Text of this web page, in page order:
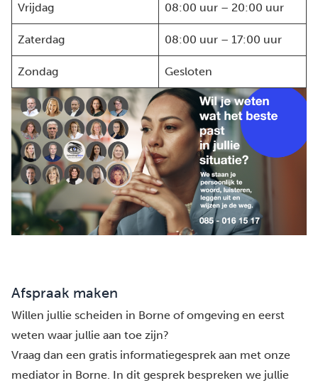
Vrijdag 08:00 uur – 20:00 uur
Zaterdag 08:00 uur – 17:00 uur
Zondag Gesloten
Afspraak maken
Willen jullie scheiden in Borne of omgeving en eerst
weten waar jullie aan toe zijn?
Vraag dan een gratis informatiegesprek aan met onze
mediator in Borne. In dit gesprek bespreken we jullie